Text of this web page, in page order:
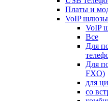
Платы и
VoIP шлюзы
VoIP
Все
Для
Для
FXO)
для
со